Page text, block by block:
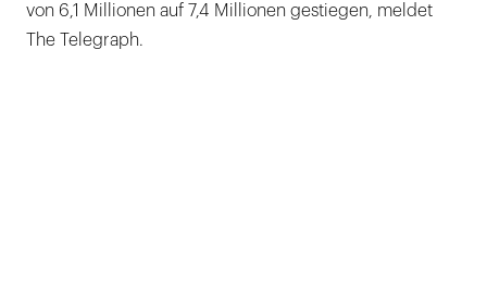
von 6,1 Millionen auf 7,4 Millionen gestiegen, meldet
The Telegraph.